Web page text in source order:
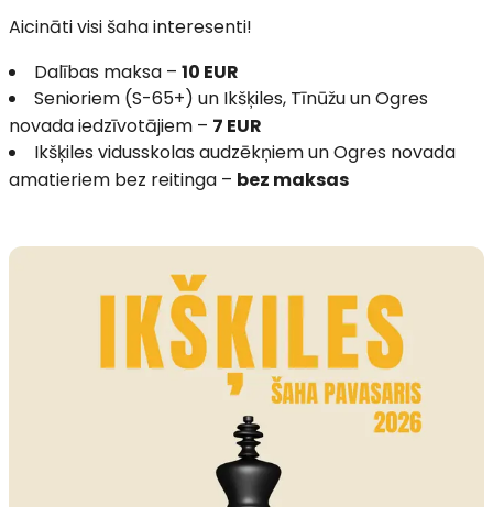
Aicināti visi šaha interesenti!
Dalības maksa – 10 EUR
Senioriem (S-65+) un Ikšķiles, Tīnūžu un Ogres
novada iedzīvotājiem – 7 EUR
Ikšķiles vidusskolas audzēkņiem un Ogres novada
amatieriem bez reitinga – bez maksas